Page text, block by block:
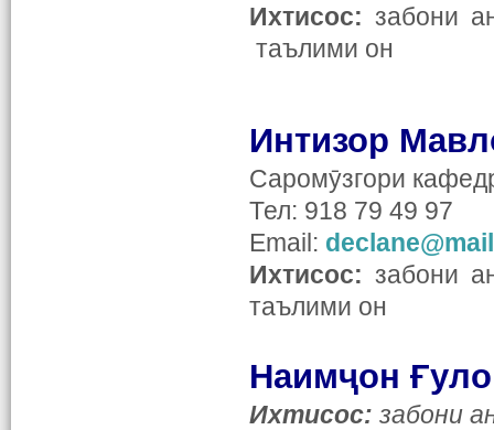
Ихтисос: забони
таълими он
Интизор
Саромӯзгори
Тел: 918 79 49 97
Email:
Ихтисос: забони
таълими он
Наимҷон
Ихтисос: забони